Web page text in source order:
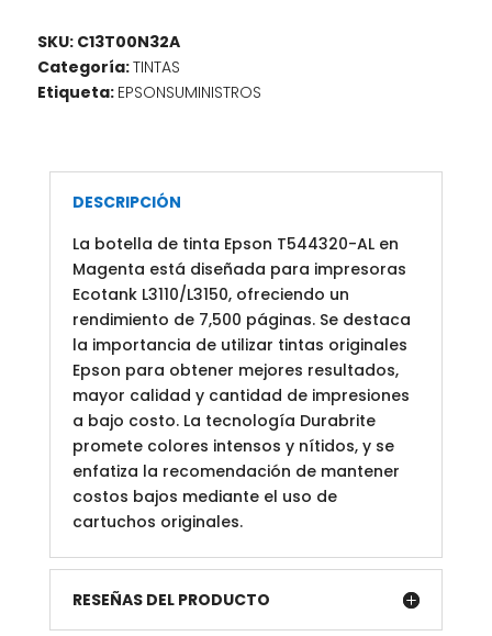
SKU: C13T00N32A
Categoría:TINTAS
Etiqueta: EPSONSUMINISTROS
DESCRIPCIÓN
La botella de tinta Epson T544320-AL en
Magenta está diseñada para impresoras
Ecotank L3110/L3150, ofreciendo un
rendimiento de 7,500 páginas. Se destaca
la importancia de utilizar tintas originales
Epson para obtener mejores resultados,
mayor calidad y cantidad de impresiones
a bajo costo. La tecnología Durabrite
promete colores intensos y nítidos, y se
enfatiza la recomendación de mantener
costos bajos mediante el uso de
cartuchos originales.
RESEÑAS DEL PRODUCTO